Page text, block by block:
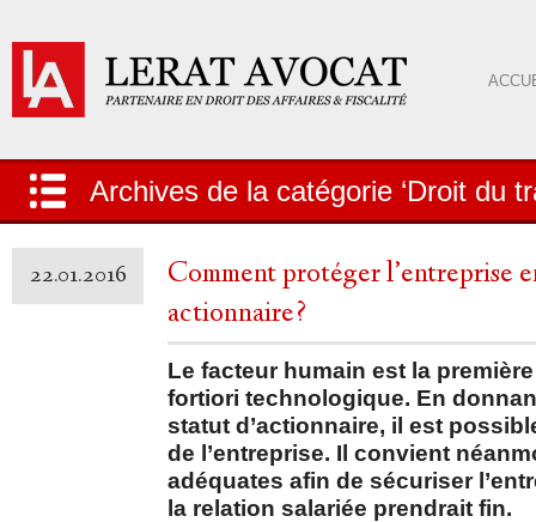
Archives de la catégorie ‘Droit du
22.01.2016
Comment protéger l’entreprise
actionnaire?
Le facteur humain est la
fortiori technologique. En
statut d’actionnaire, il est
de l’entreprise. Il convient
adéquates afin de sécuriser
la relation salariée prendrait fin.